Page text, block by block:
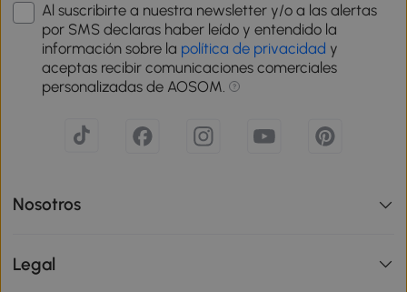
Al suscribirte a nuestra newsletter y/o a las alertas
por SMS declaras haber leído y entendido la
información sobre la política de privacidad y
aceptas recibir comunicaciones comerciales
personalizadas de AOSOM.
Nosotros
Legal